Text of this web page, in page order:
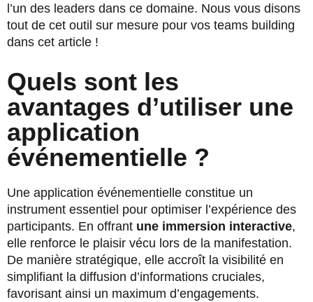
l’un des leaders dans ce domaine. Nous vous disons
tout de cet outil sur mesure pour vos teams building
dans cet article !
Quels sont les
avantages d’utiliser une
application
événementielle ?
Une application événementielle constitue un
instrument essentiel pour optimiser l’expérience des
participants. En offrant une immersion interactive,
elle renforce le plaisir vécu lors de la manifestation.
De manière stratégique, elle accroît la visibilité en
simplifiant la diffusion d’informations cruciales,
favorisant ainsi un maximum d’engagements.